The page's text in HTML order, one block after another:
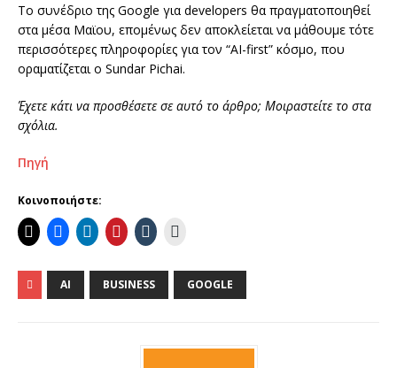
Το συνέδριο της Google για developers θα πραγματοποιηθεί
στα μέσα Μαϊου, επομένως δεν αποκλείεται να μάθουμε τότε
περισσότερες πληροφορίες για τον “AI-first” κόσμο, που
οραματίζεται ο Sundar Pichai.
Έχετε κάτι να προσθέσετεσε αυτό το άρθρο; Μοιραστείτε το στα
σχόλια.
Πηγή
Κοινοποιήστε:
AI BUSINESS GOOGLE